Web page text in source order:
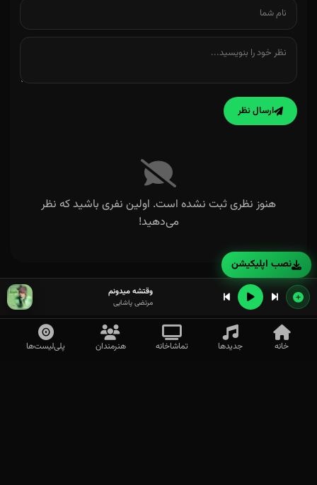
ارسال نظر
هنوز نظری ثبت نشده است. اولین نفری باشید که نظر
می‌دهید!
وقتشه میدونم
مرتضی پاشایی
خانه جدیدها تماشاخانه هنرمندان پلی‌لیست‌ها
نصب اپلیکیشن